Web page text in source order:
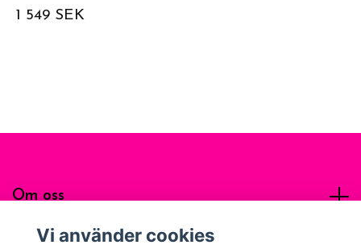
1 549 SEK
Om oss
Vi använder cookies